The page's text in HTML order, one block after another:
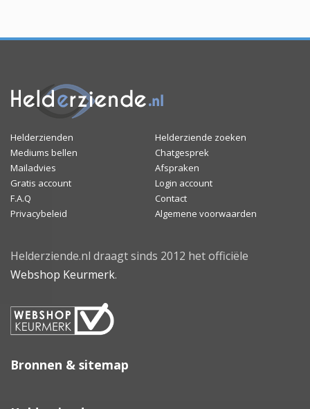
Helderzienden
Helderziende zoeken
Mediums bellen
Chatgesprek
Mailadvies
Afspraken
Gratis account
Login account
F.A.Q
Contact
Privacybeleid
Algemene voorwaarden
Helderziende.nl draagt sinds 2012 het officiële
Webshop Keurmerk.
Bronnen & sitemap